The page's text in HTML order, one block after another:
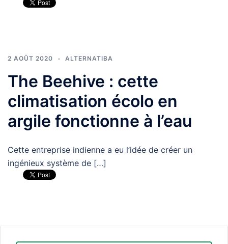
2 AOÛT 2020 ALTERNATIBA
The Beehive : cette
climatisation écolo en
argile fonctionne à l’eau
Cette entreprise indienne a eu l’idée de créer un
ingénieux système de […]